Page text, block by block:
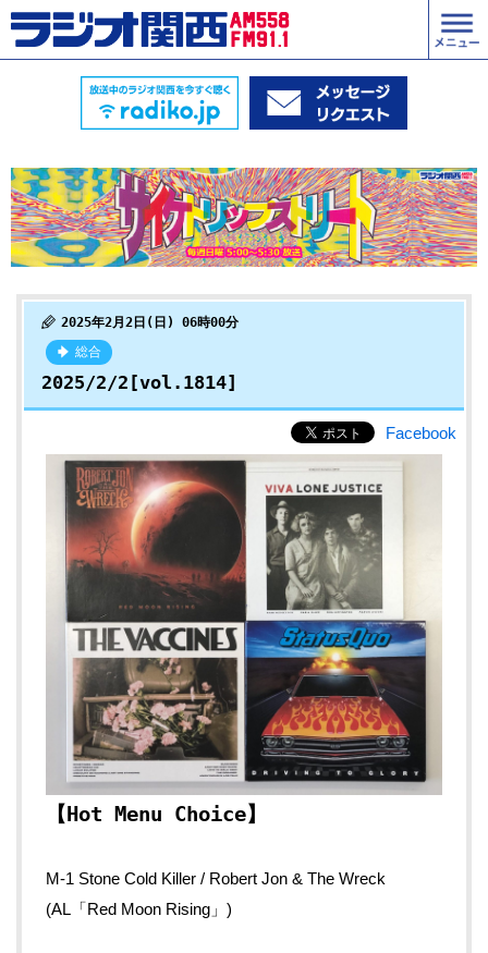
2025年2月2日(日) 06時00分
総合
2025/2/2[vol.1814]
Facebook
【Hot Menu Choice】
M-1 Stone Cold Killer / Robert Jon & The Wreck
(AL「Red Moon Rising」)